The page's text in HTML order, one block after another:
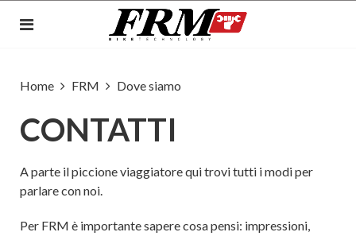
Home FRM Dove siamo
CONTATTI
A parte il piccione viaggiatore qui trovi tutti i modi per
parlare con noi.
Per FRM è importante sapere cosa pensi: impressioni,